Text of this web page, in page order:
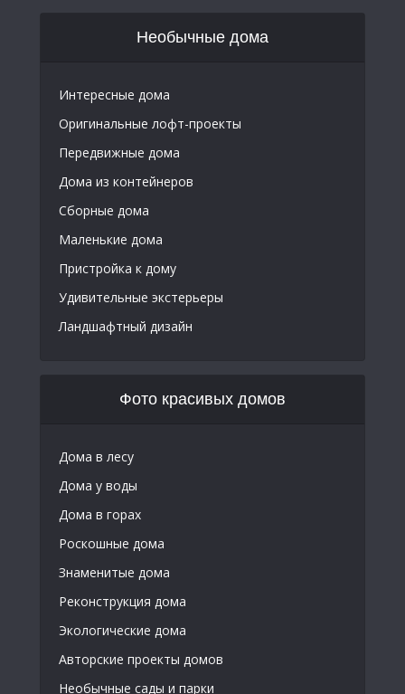
Необычные дома
Интересные дома
Оригинальные лофт-проекты
Передвижные дома
Дома из контейнеров
Сборные дома
Маленькие дома
Пристройка к дому
Удивительные экстерьеры
Ландшафтный дизайн
Фото красивых домов
Дома в лесу
Дома у воды
Дома в горах
Роскошные дома
Знаменитые дома
Реконструкция дома
Экологические дома
Авторские проекты домов
Необычные сады и парки